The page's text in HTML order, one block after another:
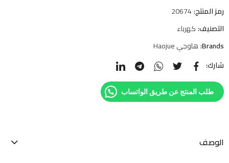
رمز المنتج:20674
التصنيف:كهرباء
Brands: هاوجي Haojue
شارك:
طلب المنتج عن طريق الواتساب
الوصف